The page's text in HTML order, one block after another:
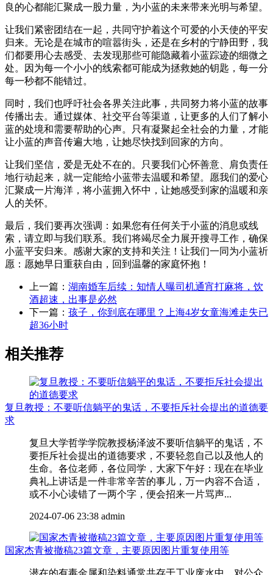
良的心都能汇聚成一股力量，为小蓝的未来带来光明与希望。
让我们紧密团结在一起，共同守护着这个可爱的小天使的平安
归来。无论是在城市的喧嚣街头，还是在乡村的宁静田野，我
们都要用心去感受、去发现那些可能隐藏着小蓝踪迹的细微之
处。因为每一个小小的线索都可能成为拯救她的钥匙，每一分
每一秒都不能错过。
同时，我们也呼吁社会各界关注此事，共同努力将小蓝的故事
传播出去。通过媒体、社交平台等渠道，让更多的人们了解小
蓝的处境和需要帮助的心声。只有凝聚起全社会的力量，才能
让小蓝的声音传遍大地，让她尽快找到回家的方向。
让我们坚信，爱是无处不在的。只要我们心怀善意、肩负责任
地行动起来，就一定能给小蓝带去温暖和希望。愿我们的爱心
汇聚成一片海洋，将小蓝拥入怀中，让她感受到家的温暖和亲
人的关怀。
最后，我们要再次强调：如果您有任何关于小蓝的消息或线
索，请立即与我们联系。我们将竭尽全力展开搜寻工作，确保
小蓝平安归来。感谢大家的支持和关注！让我们一同为小蓝祈
愿：愿她早日重获自由，回到温馨的家庭怀抱！
上一篇： 湖南婚车后续：知情人曝司机通宵打麻将，饮
酒超速，出事是必然
下一篇： 孩子，你到底在哪里？上海4岁女童海滩走失已
超36小时
相关推荐
复旦教授：不要听信躺平的鬼话，不要拒斥社会提出的道德要
求
复旦大学哲学学院教授杨泽波不要听信躺平的鬼话，不
要拒斥社会提出的道德要求，不要轻忽自己以及他人的
生命。各位老师，各位同学，大家下午好：现在在毕业
典礼上讲话是一件非常辛苦的事儿，万一内容不合适，
或不小心读错了一两个字，便会招来一片骂声...
2024-07-06 23:38 admin
国家杰青被撤稿23篇文章，主要原因图片重复使用等
潜在的有毒金属和染料通常共存于工业废水中，对公众